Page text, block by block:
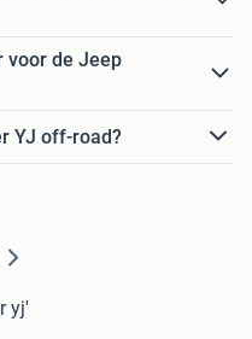
voor de Jeep
YJ off-road?
yj'